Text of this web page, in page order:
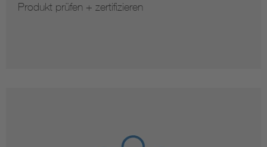
Produkt prüfen + zertifizieren